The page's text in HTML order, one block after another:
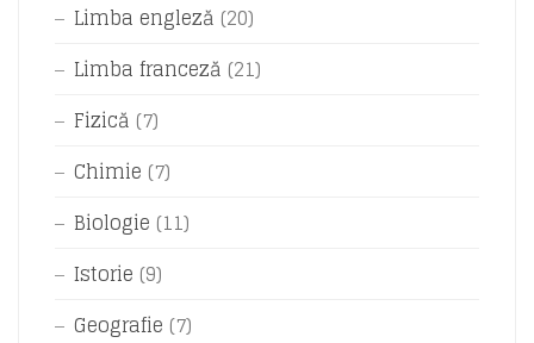
Limba engleză (20)
Limba franceză (21)
Fizică (7)
Chimie (7)
Biologie (11)
Istorie (9)
Geografie (7)